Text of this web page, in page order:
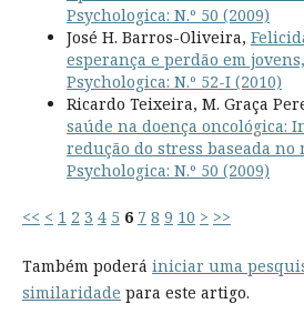
Psychologica: N.º 50 (2009)
José H. Barros-Oliveira,
esperança e perdão em
Psychologica: N.º 52-I (2010)
Ricardo Teixeira, M. Graça
saúde na doença oncológica:
redução do stress baseada
Psychologica: N.º 50 (2009)
<< < 1 2 3 4 5 6 7 8 9 10 > >>
Também poderá iniciar uma
similaridade para este artigo.